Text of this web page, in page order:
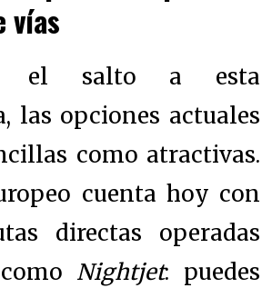
vías
el salto a esta
las opciones actuales
como atractivas.
cuenta hoy con
directas operadas
Nightjet: puedes